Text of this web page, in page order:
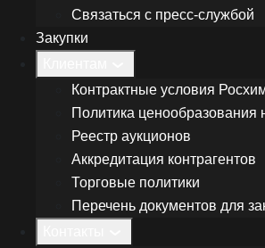
Связаться с пресс-службой
Закупки
Контрактные условия
Политика ценообразования
Реестр аукционов
Аккредитация контрагентов
Торговые политики
Перечень документов для